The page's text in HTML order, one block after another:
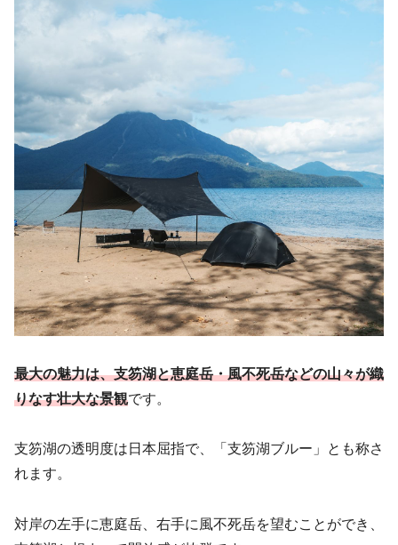
最大の魅力は、支笏湖と恵庭岳・風不死岳などの山々が織
りなす壮大な景観です。
支笏湖の透明度は日本屈指で、「支笏湖ブルー」とも称さ
れます。
対岸の左手に恵庭岳、右手に風不死岳を望むことができ、